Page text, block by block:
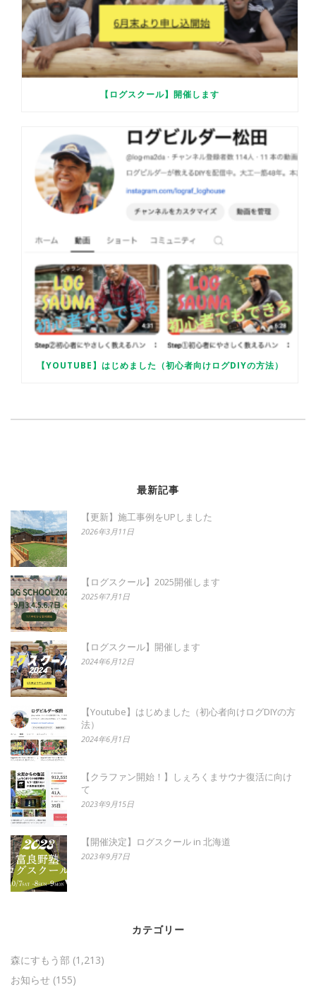
【ログスクール】開催します
【YOUTUBE】はじめました（初心者向けログDIYの方法）
最新記事
【更新】施工事例をUPしました
2026年3月11日
【ログスクール】2025開催します
2025年7月1日
【ログスクール】開催します
2024年6月12日
【Youtube】はじめました（初心者向けログDIYの方
法）
2024年6月1日
【クラファン開始！】しぇろくまサウナ復活に向け
て
2023年9月15日
【開催決定】ログスクール in 北海道
2023年9月7日
カテゴリー
森にすもう部 (1,213)
お知らせ (155)